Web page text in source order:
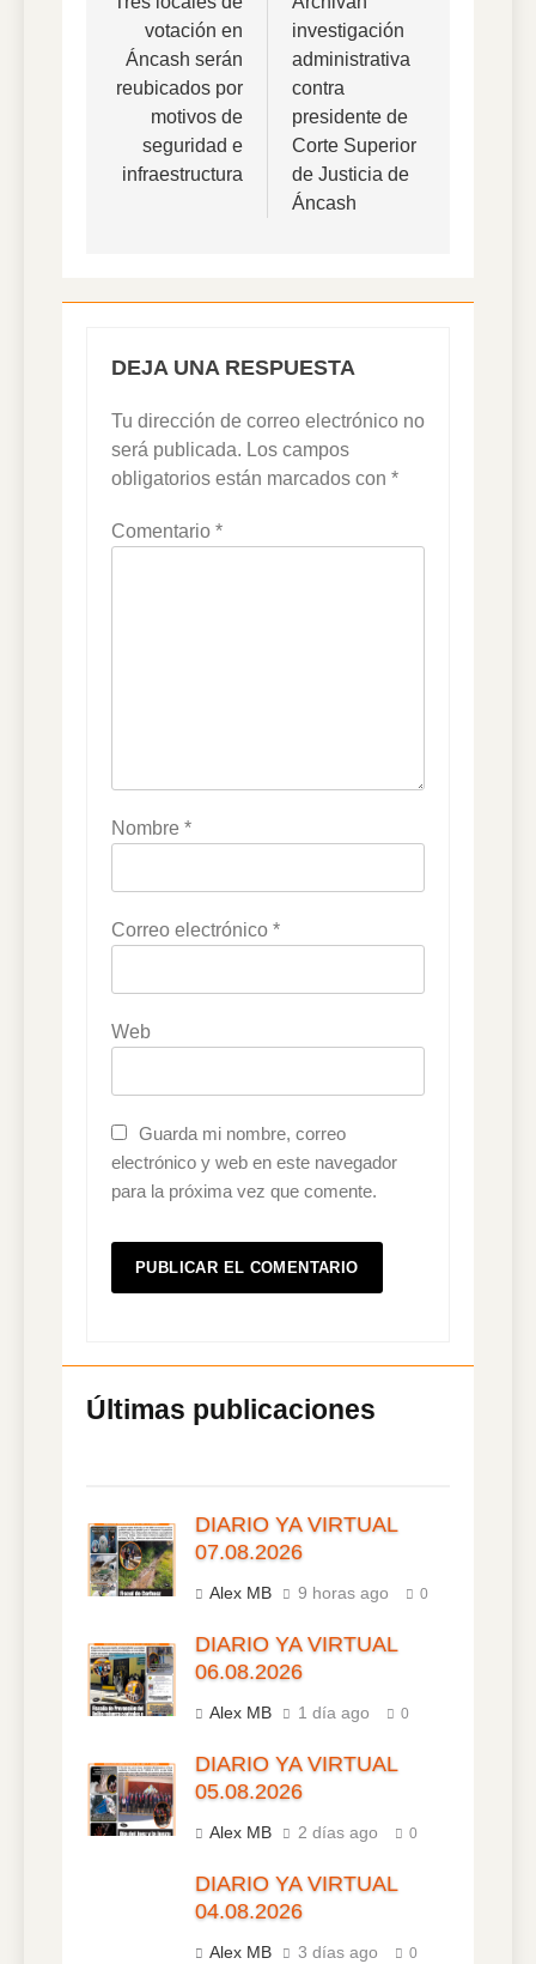
de
entradas
votación en
Áncash serán
reubicados por
motivos de
seguridad e
infraestructura
investigación
administrativa
contra
presidente de
Corte Superior
de Justicia de
Áncash
DEJA UNA RESPUESTA
Tu dirección de correo electrónico no
será publicada. Los campos
obligatorios están marcados con *
Comentario *
Nombre *
Correo electrónico *
Web
Guarda mi nombre, correo
electrónico y web en este navegador
para la próxima vez que comente.
DIARIO YA VIRTUAL
07.08.2026
Alex MB 9 horas ago 0
DIARIO YA VIRTUAL
06.08.2026
Alex MB 1 día ago 0
DIARIO YA VIRTUAL
05.08.2026
Alex MB 2 días ago 0
DIARIO YA VIRTUAL
04.08.2026
Alex MB 3 días ago 0